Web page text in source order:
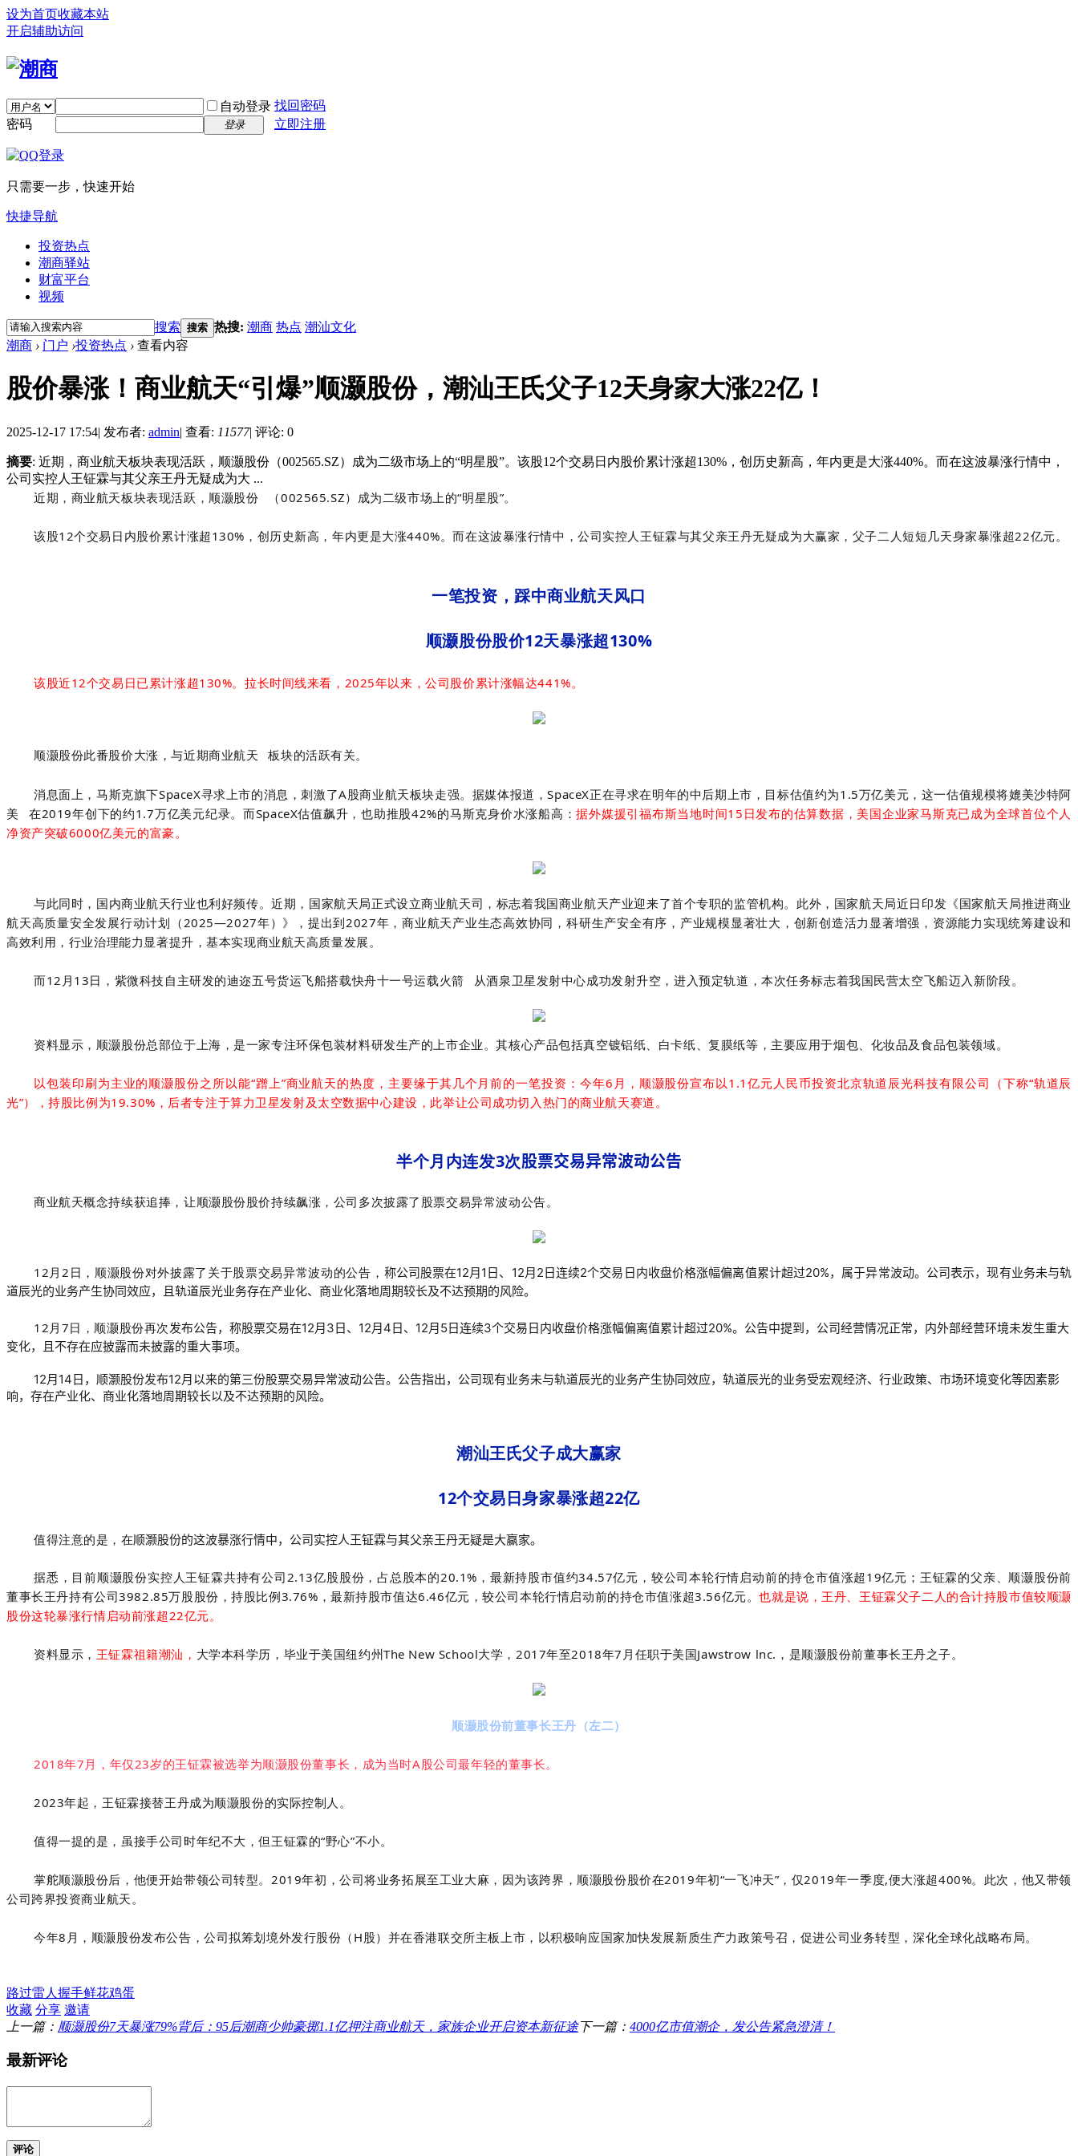
设为首页收藏本站
开启辅助访问
自动登录 找回密码
密码
登录 立即注册
只需要一步，快速开始
快捷导航
投资热点
潮商驿站
财富平台
视频
搜索 搜索 热搜: 潮商 热点 潮汕文化
潮商 › 门户 ›投资热点 › 查看内容
股价暴涨！商业航天“引爆”顺灏股份，潮汕王氏父子12天身家大涨22亿！
2025-12-17 17:54| 发布者: admin| 查看: 11577| 评论: 0
摘要: 近期，商业航天板块表现活跃，顺灏股份（002565.SZ）成为二级市场上的“明星股”。该股12个交易日内股价累计涨超130%，创历史新高，年内更是大涨440%。而在这波暴涨行情中，
公司实控人王钲霖与其父亲王丹无疑成为大 ...
近期，商业航天板块表现活跃， 顺灏股份 （002565.SZ）成为二级市场上的“明星股”。
该股12个交易日内股价累计涨超130% ，创历史新高，年内更是大涨440%。而在这波暴涨行情中，公司实控人王钲霖与其父亲王丹无疑成为大赢家，父子二人短短几天身家暴涨超22亿元。
一笔投资，踩中商业航天风口
顺灏股份股价12天暴涨超130%
该股近12个交易日已累计涨超130%。拉长时间线来看，2025年以来，公司股价累计涨幅达441%。
顺灏股份此番股价大涨，与近期商业航天 板块的活跃有关。
消息面上，马斯克旗下SpaceX寻求上市的消息，刺激了A股商业航天板块走强。据媒体报道，SpaceX正在寻求在明年的中后期上市，目标估值约为1.5万亿美元，这一估值规模将媲美沙特阿
美
在2019年创下的约1.7万亿美元纪录。而SpaceX估值飙升，也助推股42%的马斯克身价水涨船高：据外媒援引福布斯当地时间15日发布的估算数据，美国企业家马斯克已成为全球首位个人
净资产突破6000亿美元的富豪。
与此同时，国内商业航天行业也利好频传。近期，国家航天局正式设立商业航天司，标志着我国商业航天产业迎来了首个专职的监管机构。此外，国家航天局近日印发《国家航天局推进商业
航天高质量安全发展行动计划（2025—2027年）》，提出到2027年，商业航天产业生态高效协同，科研生产安全有序，产业规模显著壮大，创新创造活力显著增强，资源能力实现统筹建设和
高效利用，行业治理能力显著提升，基本实现商业航天高质量发展。
而12月13日，紫微科技自主研发的迪迩五号货运飞船搭载快舟十一号运载火箭 从酒泉卫星发射中心成功发射升空，进入预定轨道，本次任务标志着我国民营太空飞船迈入新阶段。
资料显示，顺灏股份总部位于 上海， 是一家专注环保包装材料研发生产的上市企业。其核心产品包括真空镀铝纸、白卡纸、复膜纸等，主要应用于烟包、化妆品及食品包装领域。
以包装印刷为主业的顺灏股份之所以能“蹭上”商业航天的热度，主要缘于其几个月前的一笔投资： 今年6月， 顺灏股份宣布以1.1亿元人民币投资北京轨道辰光科技有限公司（下称“轨道辰
光”），持股比例为19.30%， 后者专注于算力卫星发射及太空数据中心建设，此举让公司成功切入热门的商业航天赛道。
半个月内连发3次股票交易异常波动公告
商业航天概念持续获追捧，让顺灏股份股价持续飙涨，公司多次披露了股票交易异常波动公告。
12月2日，顺灏股份对外披露了关于股票交易异常波动的公告， 称公司股票在12月1日、12月2日连续2个交易日内收盘价格涨幅偏离值累计超过20%，属于异常波动。 公司表示，现有业务未与轨
道辰光的业务产生协同效应，且轨道辰光业务存在产业化、商业化落地周期较长及不达预期的风险。
12月7日， 顺灏股份再次发布公告，称股票交易在12月3日、12月4日、12月5日连续3个交易日内收盘价格涨幅偏离值累计超过20%。公告中提到，公司经营情况正常，内外部经营环境未发生重大
变化，且不存在应披露而未披露的重大事项。
12月14日， 顺灏股份发布12月以来的第三份股票交易异常波动公告。公告指出，公司现有业务未与轨道辰光的业务产生协同效应，轨道辰光的业务受宏观经济、行业政策、市场环境变化等因素影
响，存在产业化、商业化落地周期较长以及不达预期的风险。
潮汕王氏父子成大赢家
12个交易日身家暴涨超22亿
值得注意的是，在顺灏股份的这波暴涨行情中，公司实控人王钲霖与其父亲王丹无疑是大赢家。
据悉，目前顺灏股份实控人王钲霖共持有公司2.13亿股股份，占总股本的20.1%，最新持股市值约34.57亿元，较公司本轮行情启动前的持仓市值涨超19亿元； 王钲霖的父亲、 顺灏股份前
董事长王丹持有公司3982.85万股股份，持股比例3.76%，最新持股市值达6.46亿元，较公司本轮行情启动前的持仓市值涨超3.56亿元。也就是说，王丹、王钲霖父子二人的合计持股市值较顺灏
股份这轮暴涨行情启动前涨超22亿元。
资料显示 ， 王钲霖祖籍潮汕， 大学本科学历，毕业于美国纽约州The New School大学，2017年至2018年7月任职于美国Jawstrow lnc. ，是顺灏股份前董事长王丹之子。
顺灏股份前董事长王丹（左二）
2018年7月，年仅23岁的王钲霖被选举为顺灏股份董事长，成为当时A股公司最年轻的董事长。
2023年起，王钲霖接替王丹成为顺灏股份的实际控制人。
值得一提的是，虽接手公司时年纪不大，但王钲霖的“野心”不小。
掌舵顺灏股份后，他便开始带领公司转型。2019年初，公司将业务拓展至工业大麻，因为该跨界，顺灏股份股价在2019年初“一飞冲天”，仅2019年一季度,便大涨超400%。此次，他又带领
公司跨界投资商业航天。
今年8月，顺灏股份发布公告，公司拟筹划境外发行股份（H股）并在香港联交所主板上市，以积极响应国家加快发展新质生产力政策号召，促进公司业务转型，深化全球化战略布局。
路过雷人 握手鲜花鸡蛋
收藏 分享 邀请
上一篇： 顺灏股份7天暴涨79%背后：95后潮商少帅豪掷1.1亿押注商业航天，家族企业开启资本新征途下一篇： 4000亿市值潮企，发公告紧急澄清！
最新评论
评论